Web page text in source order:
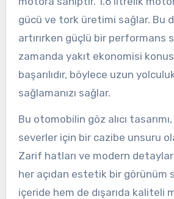
gücü ve tork üretimi sağlar. Bu
artırırken güçlü bir performans
zamanda yakıt ekonomisi
başarılıdır, böylece uzun
sağlamanızı sağlar.
Bu otomobilin göz alıcı
severler için bir cazibe unsuru
Zarif hatları ve modern
her açıdan estetik bir görünüm
içeride hem de dışarıda kaliteli